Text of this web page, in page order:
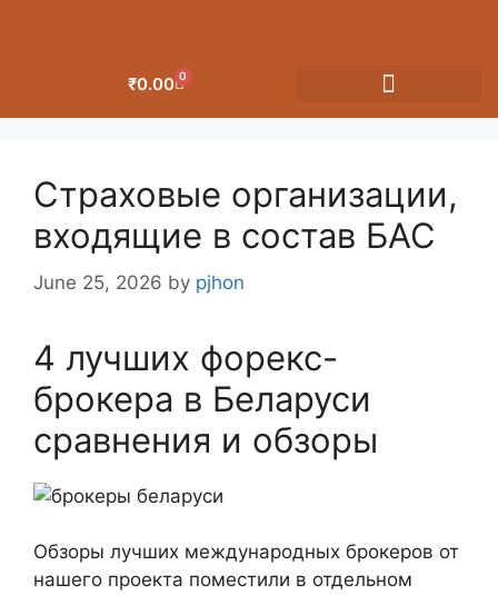
₹0.00 0
Страховые организации,
входящие в состав БАС
June 25, 2026 by pjhon
4 лучших форекс-
брокера в Беларуси
сравнения и обзоры
Обзоры лучших международных брокеров от
нашего проекта поместили в отдельном